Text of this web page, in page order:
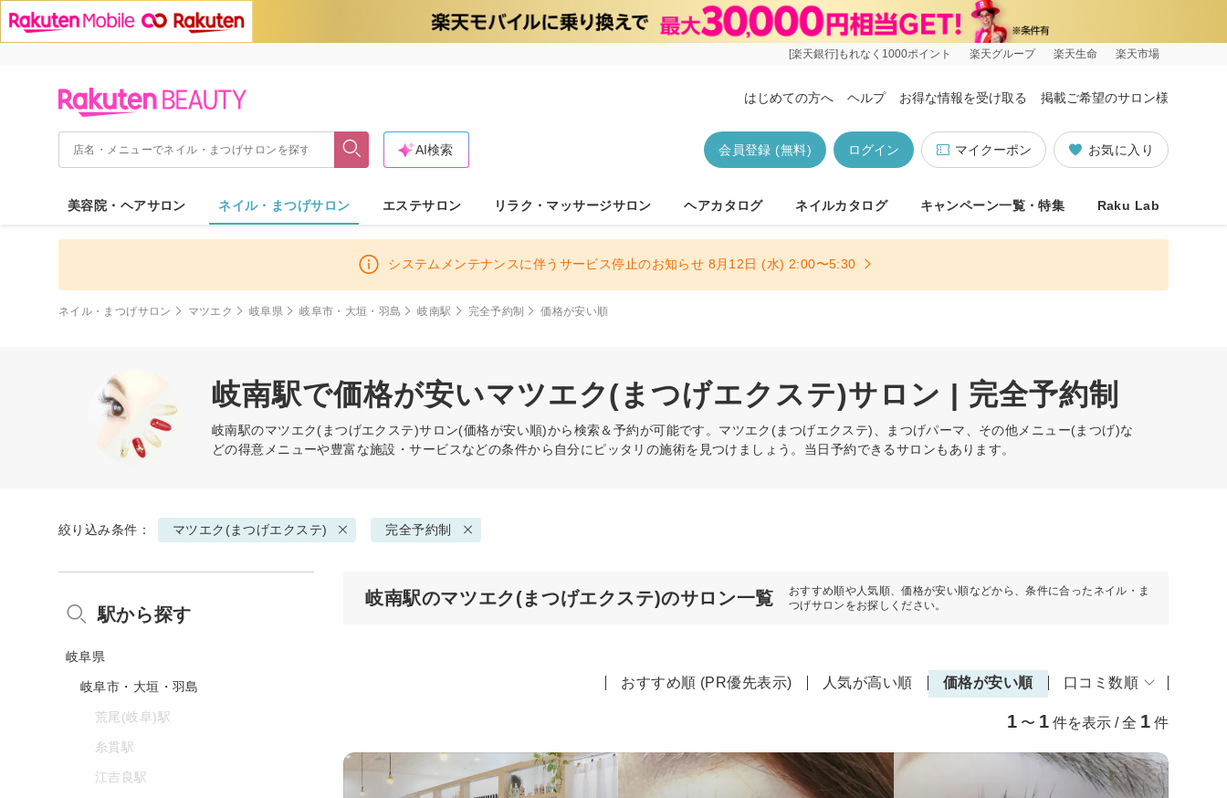
[楽天銀行]もれなく1000ポイント 楽天グループ 楽天生命 楽天市場
はじめての方へ ヘルプ お得な情報を受け取る 掲載ご希望のサロン様
お気に入り
マイクーポン
ログイン
会員登録 (無料)
AI検索
美容院・ヘアサロン ネイル・まつげサロン エステサロン リラク・マッサージサロン ヘアカタログ ネイルカタログ キャンペーン一覧・特集 Raku Lab
システムメンテナンスに伴うサービス停止のお知らせ 8月12日 (水) 2:00〜5:30
ネイル・まつげサロン マツエク 岐阜県 岐阜市・大垣・羽島 岐南駅 完全予約制 価格が安い順
岐南駅で価格が安いマツエク(まつげエクステ)サロン | 完全予約制
岐南駅のマツエク(まつげエクステ)サロン(価格が安い順)から検索＆予約が可能です。マツエク(まつげエクステ)、まつげパーマ、その他メニュー(まつげ)な
どの得意メニューや豊富な施設・サービスなどの条件から自分にピッタリの施術を見つけましょう。当日予約できるサロンもあります。
絞り込み条件： マツエク(まつげエクステ) 完全予約制
岐南駅のマツエク(まつげエクステ)のサロン一覧
おすすめ順や人気順、価格が安い順などから、条件に合ったネイル・ま
つげサロンをお探しください。
おすすめ順 (PR優先表示) 人気が高い順 価格が安い順 口コミ数順
1 〜 1 件を表示 / 全 1 件
駅から探す
岐阜県
岐阜市・大垣・羽島
荒尾(岐阜)駅
糸貫駅
江吉良駅